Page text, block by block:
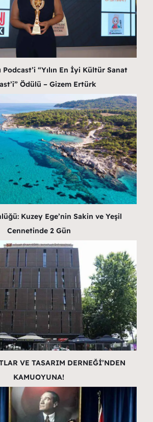
Podcast’i “Yılın En İyi Kültür Sanat
Ödülü – Gizem Ertürk
Kuzey Ege’nin Sakin ve Yeşil
Cennetinde 2 Gün
VE TASARIM DERNEĞİ’NDEN
KAMUOYUNA!